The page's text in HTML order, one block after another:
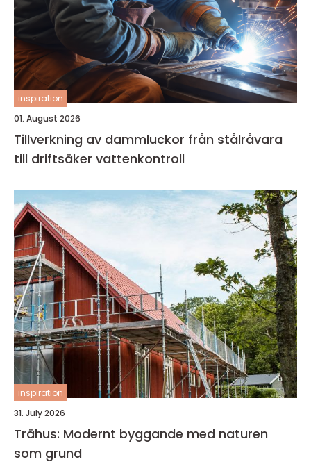
inspiration
01. August 2026
Tillverkning av dammluckor från stålråvara
till driftsäker vattenkontroll
inspiration
31. July 2026
Trähus: Modernt byggande med naturen
som grund